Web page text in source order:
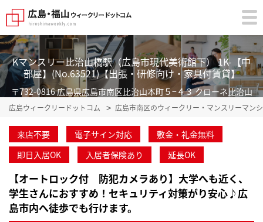
Kマンスリー比治山橋駅（広島市現代美術館下） 1K-【中
部屋】(No.63521)【出張・研修向け・家具付賃貸】
〒732-0816 広島県広島市南区比治山本町５−４３ クローネ比治山
広島ウィークリードットコム 広島市南区のウィークリー・マンスリーマン
来店不要 電子サイン対応
敷金・礼金無料
即日入居OK
入居者保険あり 延長OK
【オートロック付 防犯カメラあり】大学へも近く、
学生さんにおすすめ！セキュリティ対策がり安心♪広
島市内へ徒歩でも行けます。